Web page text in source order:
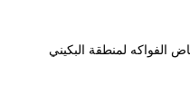
لمنطقة البكيني